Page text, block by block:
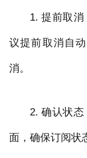
1. 提前取
议提前取消自
消。
2. 确认状态
面，确保订阅状